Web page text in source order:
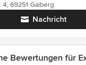
Nachricht
4, 69251 Gaiberg
Bewertungen für